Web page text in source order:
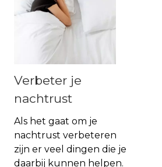
Verbeter je
nachtrust
Als het gaat om je
nachtrust verbeteren
zijn er veel dingen die je
daarbij kunnen helpen.